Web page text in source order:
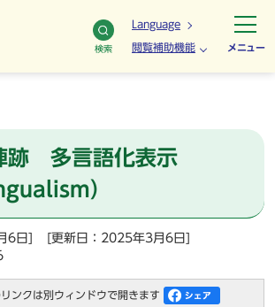
検索
Language
閲覧補助機能 メニュー
跡 多言語化表示
）
6日]
[更新日：2025年3月6日]
ンクは別ウィンドウで開きます